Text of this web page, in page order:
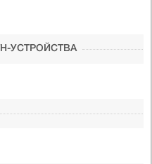
УСТРОЙСТВА